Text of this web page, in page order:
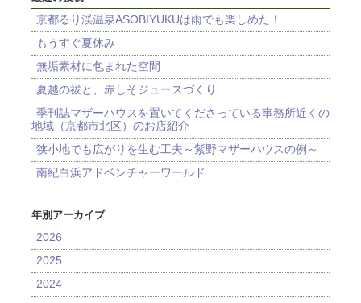
京都るり渓温泉ASOBIYUKUは雨でも楽しめた！
もうすぐ夏休み
無垢素材に包まれた空間
夏越の祓と、赤しそジュースづくり
季刊誌マザーハウスを置いてくださっている事務所近くの
地域（京都市北区）のお店紹介
狭小地でも広がりを生む工夫～紫野マザーハウスの例～
南紀白浜アドベンチャーワールド
年別アーカイブ
2026
2025
2024